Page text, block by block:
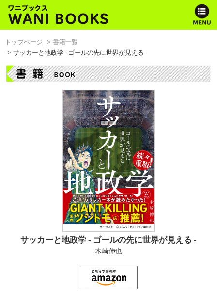
トップページ
書籍一覧
サッカーと地政学 - ゴールの先に世界が見える -
サッカーと地政学 - ゴールの先に世界が見える -
木崎伸也